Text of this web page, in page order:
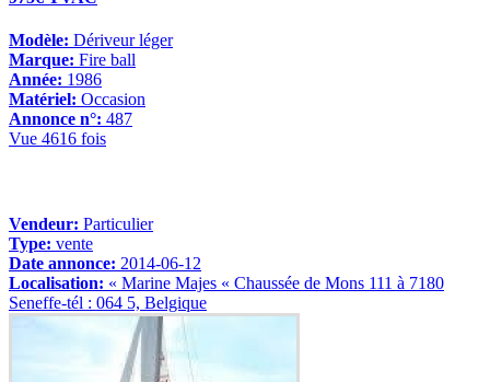
Modèle: Dériveur léger
Marque: Fire ball
Année: 1986
Matériel: Occasion
Annonce n°: 487
Vue 4616 fois
Vendeur: Particulier
Type: vente
Date annonce: 2014-06-12
Localisation: « Marine Majes « Chaussée de Mons 111 à 7180
Seneffe-tél : 064 5, Belgique